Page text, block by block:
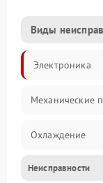
Виды
Электроника
Механические
Охлаждение
Механика
Неисправности